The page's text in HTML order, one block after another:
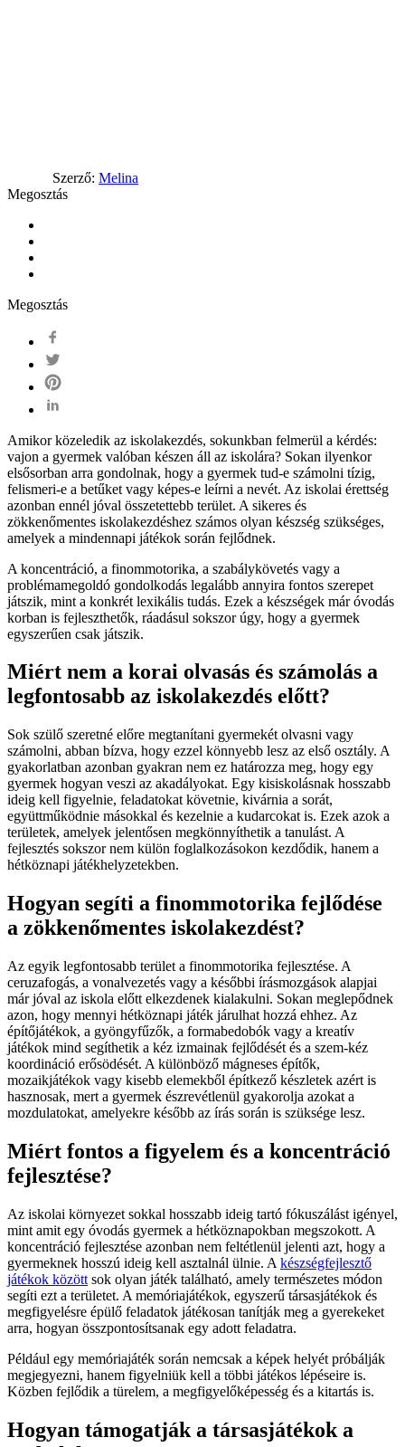
Szerző: Melina
Megosztás
Megosztás
Amikor közeledik az iskolakezdés, sokunkban felmerül a kérdés:
vajon a gyermek valóban készen áll az iskolára? Sokan ilyenkor
elsősorban arra gondolnak, hogy a gyermek tud-e számolni tízig,
felismeri-e a betűket vagy képes-e leírni a nevét. Az iskolai érettség
azonban ennél jóval összetettebb terület. A sikeres és
zökkenőmentes iskolakezdéshez számos olyan készség szükséges,
amelyek a mindennapi játékok során fejlődnek.
A koncentráció, a finommotorika, a szabálykövetés vagy a
problémamegoldó gondolkodás legalább annyira fontos szerepet
játszik, mint a konkrét lexikális tudás. Ezek a készségek már óvodás
korban is fejleszthetők, ráadásul sokszor úgy, hogy a gyermek
egyszerűen csak játszik.
Miért nem a korai olvasás és számolás a
legfontosabb az iskolakezdés előtt?
Sok szülő szeretné előre megtanítani gyermekét olvasni vagy
számolni, abban bízva, hogy ezzel könnyebb lesz az első osztály. A
gyakorlatban azonban gyakran nem ez határozza meg, hogy egy
gyermek hogyan veszi az akadályokat. Egy kisiskolásnak hosszabb
ideig kell figyelnie, feladatokat követnie, kivárnia a sorát,
együttműködnie másokkal és kezelnie a kudarcokat is. Ezek azok a
területek, amelyek jelentősen megkönnyíthetik a tanulást. A
fejlesztés sokszor nem külön foglalkozásokon kezdődik, hanem a
hétköznapi játékhelyzetekben.
Hogyan segíti a finommotorika fejlődése
a zökkenőmentes iskolakezdést?
Az egyik legfontosabb terület a finommotorika fejlesztése. A
ceruzafogás, a vonalvezetés vagy a későbbi írásmozgások alapjai
már jóval az iskola előtt elkezdenek kialakulni. Sokan meglepődnek
azon, hogy mennyi hétköznapi játék járulhat hozzá ehhez. Az
építőjátékok, a gyöngyfűzők, a formabedobók vagy a kreatív
játékok mind segíthetik a kéz izmainak fejlődését és a szem-kéz
koordináció erősödését. A különböző mágneses építők,
mozaikjátékok vagy kisebb elemekből építkező készletek azért is
hasznosak, mert a gyermek észrevétlenül gyakorolja azokat a
mozdulatokat, amelyekre később az írás során is szüksége lesz.
Miért fontos a figyelem és a koncentráció
fejlesztése?
Az iskolai környezet sokkal hosszabb ideig tartó fókuszálást igényel,
mint amit egy óvodás gyermek a hétköznapokban megszokott. A
koncentráció fejlesztése azonban nem feltétlenül jelenti azt, hogy a
gyermeknek hosszú ideig kell asztalnál ülnie. A készségfejlesztő
játékok között sok olyan játék található, amely természetes módon
segíti ezt a területet. A memóriajátékok, egyszerű társasjátékok és
megfigyelésre épülő feladatok játékosan tanítják meg a gyerekeket
arra, hogyan összpontosítsanak egy adott feladatra.
Például egy memóriajáték során nemcsak a képek helyét próbálják
megjegyezni, hanem figyelniük kell a többi játékos lépéseire is.
Közben fejlődik a türelem, a megfigyelőképesség és a kitartás is.
Hogyan támogatják a társasjátékok a